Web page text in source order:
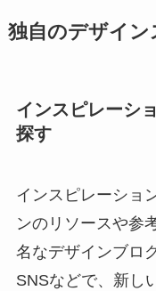
独自のデザイン
インスピレーシ
探す
インスピレーショ
ンのリソースや参
名なデザインブロ
SNSなどで、新し